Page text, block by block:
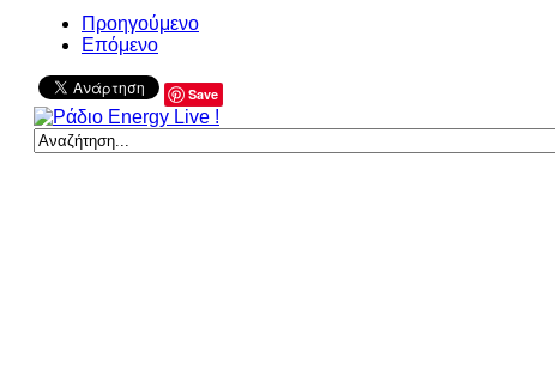
Προηγούμενο
Επόμενο
Save